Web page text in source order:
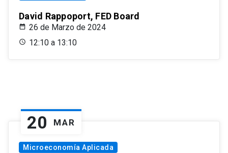
David Rappoport, FED Board
26 de Marzo de 2024
12:10 a 13:10
20 MAR
Microeconomía Aplicada